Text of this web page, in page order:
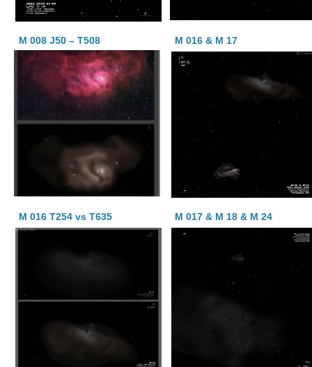
M 008 J50 – T508 M 016 & M 17
M 016 T254 vs T635 M 017 & M 18 & M 24